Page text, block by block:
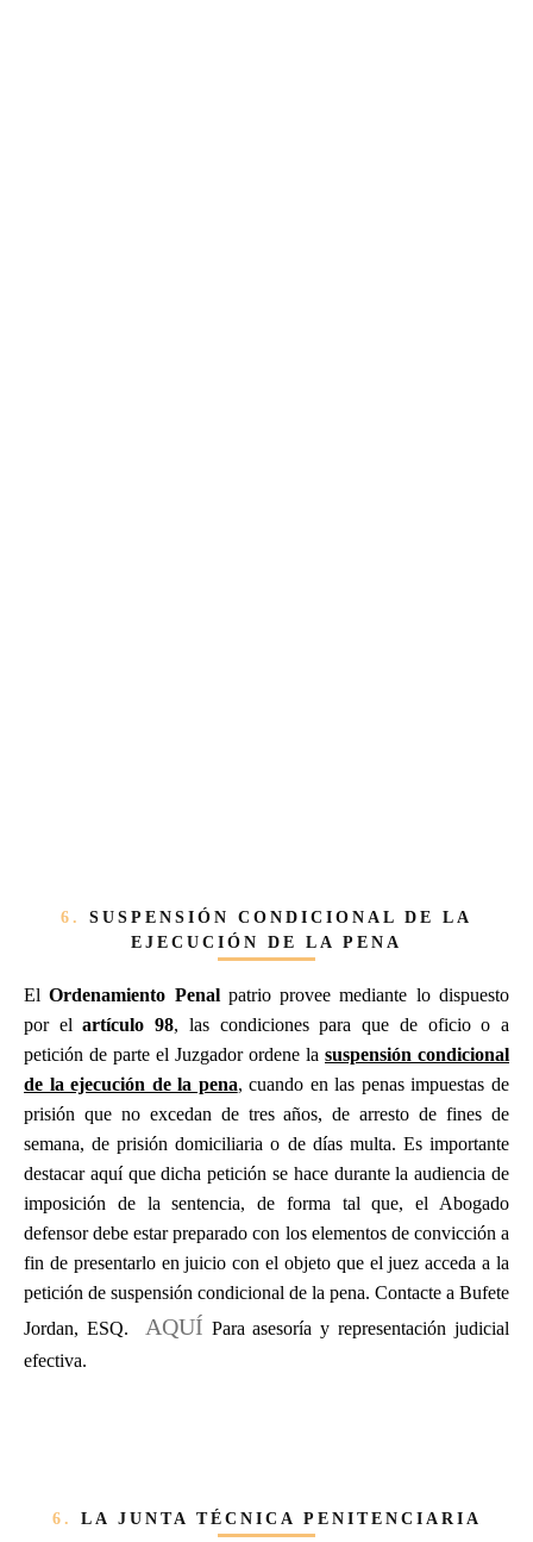
6. SUSPENSIÓN CONDICIONAL DE LA
EJECUCIÓN DE LA PENA
ElOrdenamiento Penalpatrio provee mediante lo dispuesto
por elartículo 98, las condiciones para que de oficio o a
petición de parte el Juzgador ordene la suspensión condicional
de la ejecución de la pena, cuando en las penas impuestas de
prisión que no excedan de tres años, de arresto de fines de
semana, de prisión domiciliaria o de días multa. Es importante
destacar aquí que dicha petición se hace durante la audiencia de
imposición de la sentencia, de forma tal que, el Abogado
defensor debe estar preparado con los elementos de convicción a
fin de presentarlo en juicio con el objeto que el juez acceda a la
petición de suspensión condicional de la pena. Contacte a Bufete
Jordan, ESQ.
AQUÍ Para asesoría y representación judicial
efectiva.
6. LA JUNTA TÉCNICA PENITENCIARIA